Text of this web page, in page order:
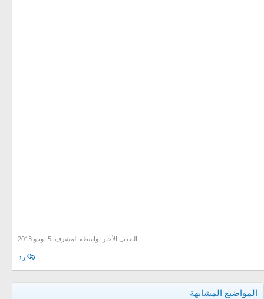
التعديل الأخير بواسطة المشرف: 5 يونيو 2013
رد
المواضيع المشابهة